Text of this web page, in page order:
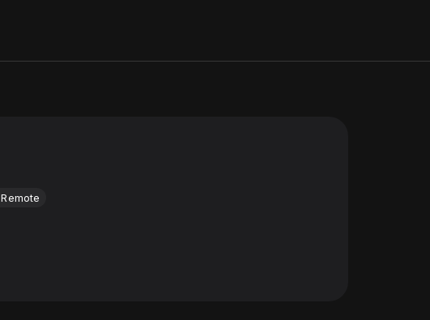
Remote